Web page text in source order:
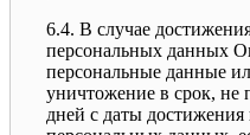
6.4. В случае
персональных данных
персональные данные
уничтожение в срок,
дней с даты достижения